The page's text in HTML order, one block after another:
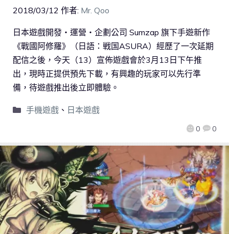
2018/03/12 作者: Mr. Qoo
0 0
日本遊戲開發‧運營‧企劃公司 Sumzap 旗下手遊新作
《戰國阿修羅》（日語：戦国ASURA）經歷了一次延期
配信之後，今天（13）宣佈遊戲會於3月13日下午推
出，現時正提供預先下載，有興趣的玩家可以先行準
備，待遊戲推出後立即體驗。
手機遊戲、 日本遊戲